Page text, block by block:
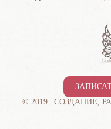
© 2019 | СОЗДАНИЕ,